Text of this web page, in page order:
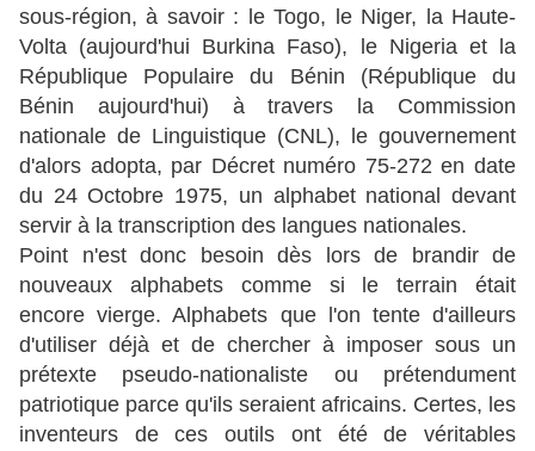
sous-région, à savoir : le Togo, le Niger, la Haute-
Volta (aujourd'hui Burkina Faso), le Nigeria et la
République Populaire du Bénin (République du
Bénin aujourd'hui) à travers la Commission
nationale de Linguistique (CNL), le gouvernement
d'alors adopta, par Décret numéro 75-272 en date
du 24 Octobre 1975, un alphabet national devant
servir à la transcription des langues nationales.
Point n'est donc besoin dès lors de brandir de
nouveaux alphabets comme si le terrain était
encore vierge. Alphabets que l'on tente d'ailleurs
d'utiliser déjà et de chercher à imposer sous un
prétexte pseudo-nationaliste ou prétendument
patriotique parce qu'ils seraient africains. Certes, les
inventeurs de ces outils ont été de véritables